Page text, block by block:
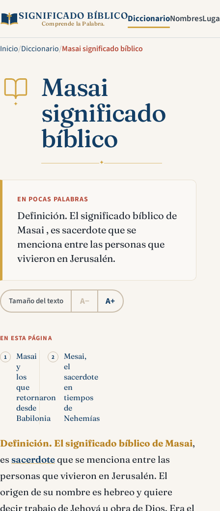
SIGNIFICADO BÍBLICO
Comprende la Palabra. DiccionarioNombres
Inicio/Diccionario/Masai significado bíblico
✦
Masai
significado
bíblico
✦
EN POCAS PALABRAS
Definición. El significado bíblico de
Masai , es sacerdote que se
menciona entre las personas que
vivieron en Jerusalén.
Tamaño del texto A− A+
EN ESTA PÁGINA
Masai
y
los
que
retornaron
desde
Babilonia
Mesai,
el
sacerdote
en
tiempos
de
Nehemías
Definición. El significado bíblico de Masai,
es sacerdoteque se menciona entre las
personas que vivieron en Jerusalén. El
origen de su nombre es hebreo y quiere
decir trabajo de Jehová u obra de Dios. Era el